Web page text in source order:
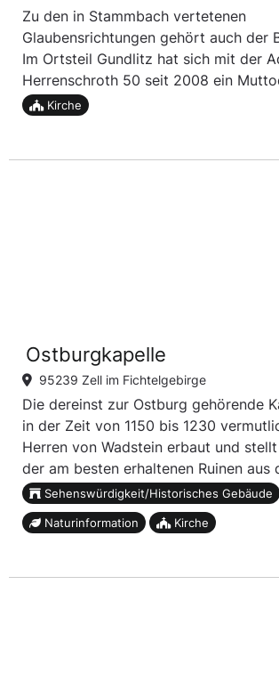
Zu den in Stammbach vertetenen
Glaubensrichtungen gehört auch der
Im Ortsteil Gundlitz hat sich mit der
Herrenschroth 50 seit 2008 ein
Waldkloster angesiedelt, das leicht
überdimensionale Buddha-Statue vor
Kirche
Ostburgkapelle
95239 Zell im Fichtelgebirge
Die dereinst zur Ostburg gehörende
in der Zeit von 1150 bis 1230
Herren von Wadstein erbaut und
der am besten erhaltenen Ruinen aus
Spätromanik in Oberfranken dar. Dank
1960er Jahren durchgeführten
heute bekan...
Sehenswürdigkeit/Historisches Gebäude
Naturinformation Kirche